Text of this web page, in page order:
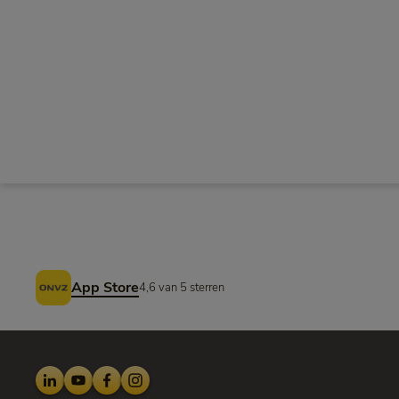
Voettekst
App Store4,6 van 5 sterren
LinkedIn
YoutubeFacebook
Instagram